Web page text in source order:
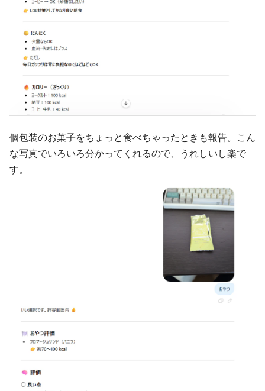
個包装のお菓子をちょっと食べちゃったときも報告。こん
な写真でいろいろ分かってくれるので、うれしいし楽で
す。